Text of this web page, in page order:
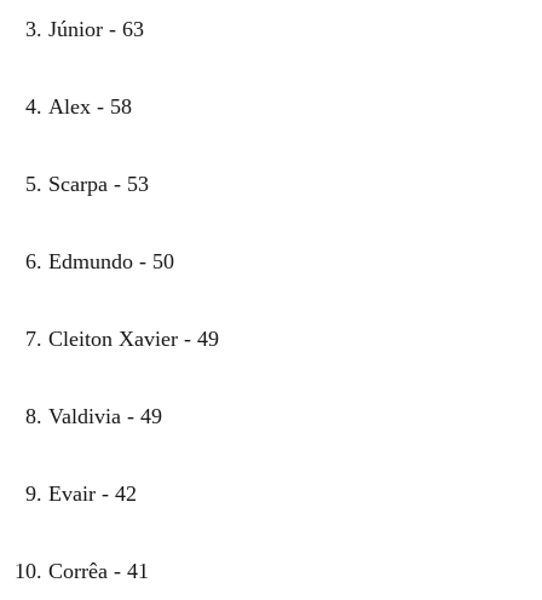
Júnior - 63
Alex - 58
Scarpa - 53
Edmundo - 50
Cleiton Xavier - 49
Valdivia - 49
Evair - 42
Corrêa - 41